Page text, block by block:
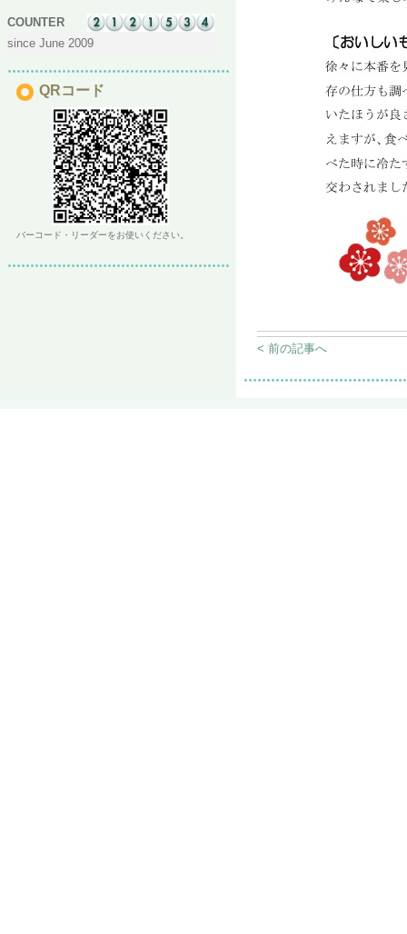
COUNTER
since June 2009
QRコード
バーコード・リーダーをお使いください。
< 前の記事へ